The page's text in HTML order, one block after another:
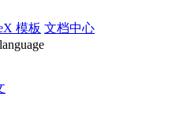
模板 文档中心